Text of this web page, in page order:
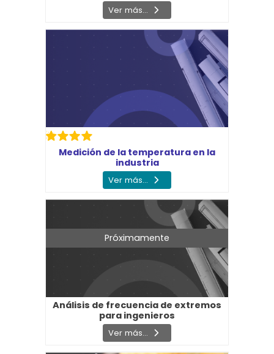
Ver más...
Medición de la temperatura en la
industria
Ver más...
Análisis de frecuencia de extremos
para ingenieros
Ver más...
Próximamente